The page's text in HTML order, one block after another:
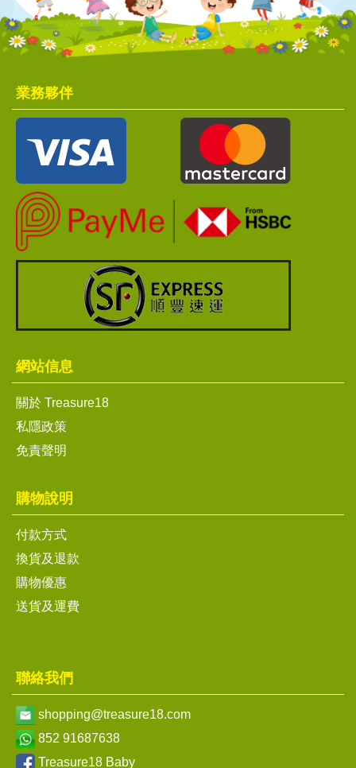
業務夥伴
網站信息
關於 Treasure18
私隱政策
免責聲明
購物說明
付款方式
換貨及退款
購物優惠
送貨及運費
聯絡我們
shopping@treasure18.com
852 91687638
Treasure18 Baby